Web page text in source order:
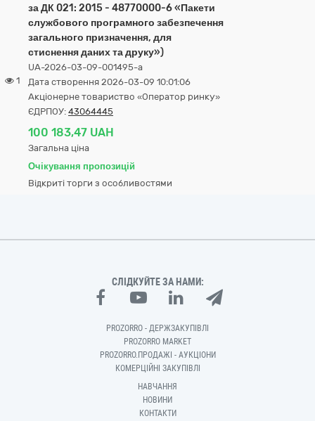
1
за ДК 021: 2015 - 48770000-6 «Пакети
службового програмного забезпечення
загального призначення, для
стиснення даних та друку»)
UA-2026-03-09-001495-a
Дата створення 2026-03-09 10:01:06
Акціонерне товариство «Оператор ринку»
ЄДРПОУ: 43064445
100 183,47 UAH
Загальна ціна
Очікування пропозицій
Відкриті торги з особливостями
СЛІДКУЙТЕ ЗА НАМИ:
PROZORRO - ДЕРЖЗАКУПІВЛІ
PROZORRO MARKET
PROZORRO.ПРОДАЖІ - АУКЦІОНИ
КОМЕРЦІЙНІ ЗАКУПІВЛІ
НАВЧАННЯ
НОВИНИ
КОНТАКТИ